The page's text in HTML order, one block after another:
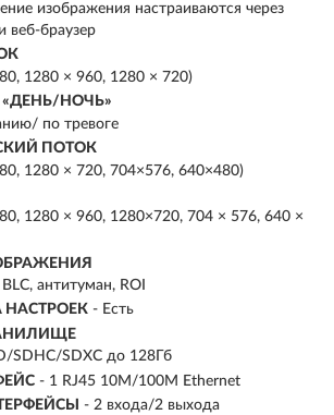
изображения настраиваются через
веб-браузер
1280 × 960, 1280 × 720)
НОЧЬ»
по тревоге
ПОТОК
1280 × 720, 704×576, 640×480)
1280 × 960, 1280×720, 704 × 576, 640 ×
антитуман, ROI
НАСТРОЕК - Есть
SDHC/SDXC до 128Гб
- 1 RJ45 10M/100M Ethernet
- 2 входа/2 выхода